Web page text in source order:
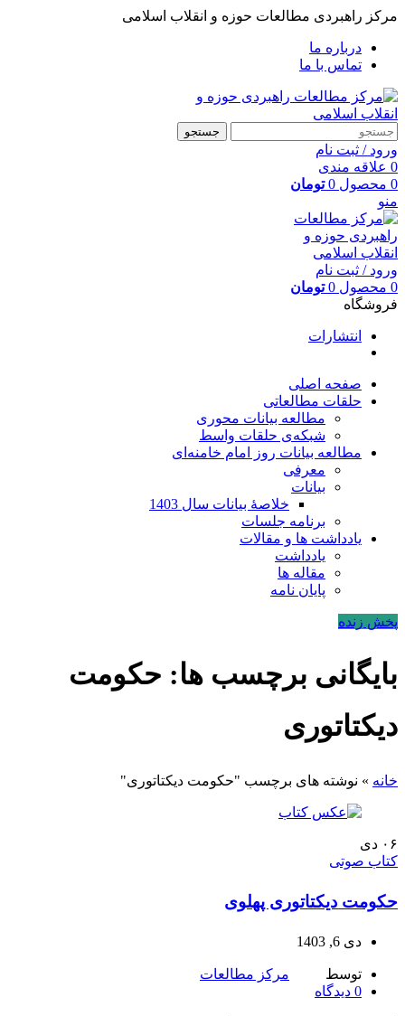
مرکز راهبردی مطالعات حوزه و انقلاب اسلامی
درباره ما
تماس با ما
جستجو
ورود / ثبت نام
0 علاقه مندی
0 محصول 0 تومان
منو
ورود / ثبت نام
0 محصول 0 تومان
فروشگاه
انتشارات
صفحه اصلی
حلقات مطالعاتی
مطالعه بیانات محوری
شبکه‌ی حلقات واسط
مطالعه بیانات روز امام خامنه‌ای
معرفی
بیانات
خلاصۀ بیانات سال 1403
برنامه جلسات
یادداشت ها و مقالات
یادداشت
مقاله ها
پایان نامه
پخش زنده
بایگانی برچسب ها: حکومت
دیکتاتوری
خانه » نوشته های برچسب "حکومت دیکتاتوری"
۰۶ دی
کتاب صوتی
حکومت دیکتاتوری پهلوی
دی 6, 1403
توسط
مرکز مطالعات
0 دیدگاه